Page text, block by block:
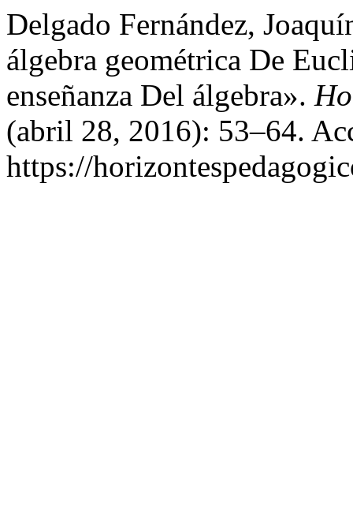
Delgado Fernández,
álgebra geométrica De
enseñanza Del álgebra».
(abril 28, 2016): 53–64.
https://